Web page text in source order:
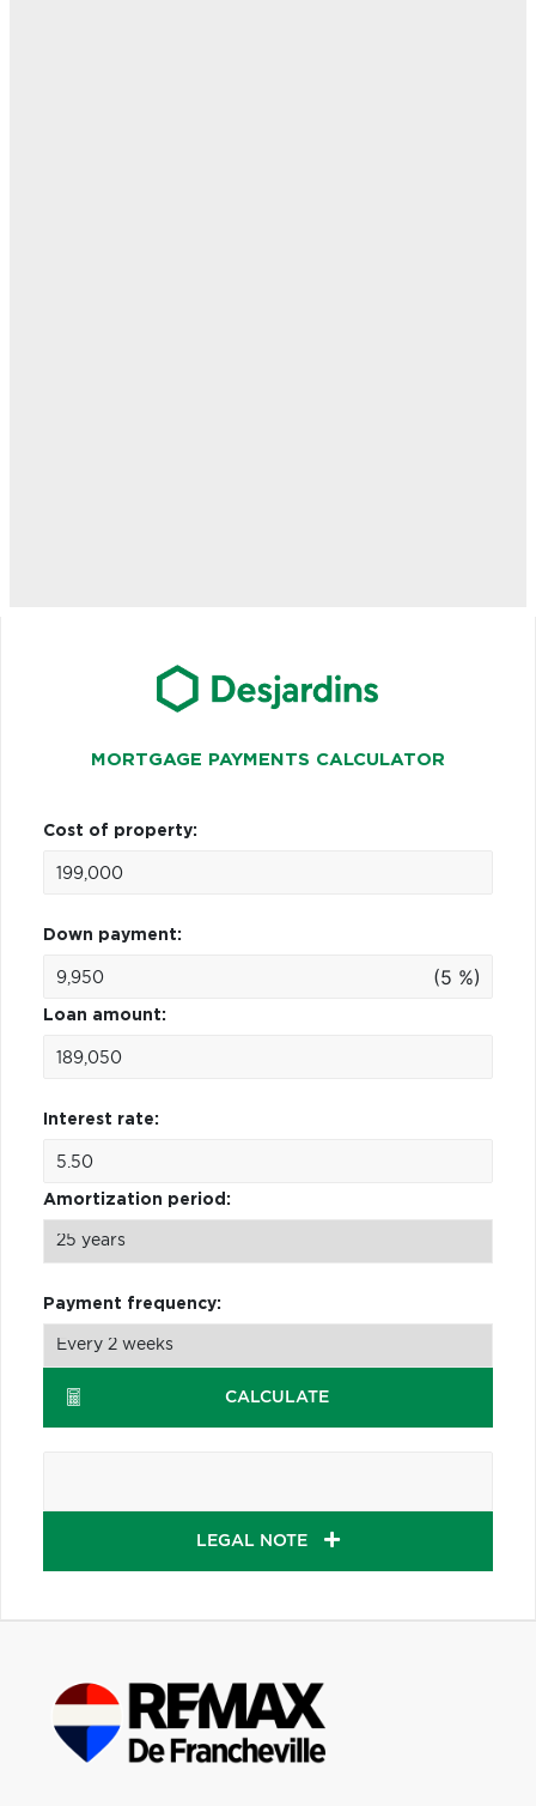
MORTGAGE PAYMENTS CALCULATOR
Cost of property:
Down payment:
(5 %)
Loan amount:
Interest rate:
Amortization period:
Payment frequency:
CALCULATE
LEGAL NOTE